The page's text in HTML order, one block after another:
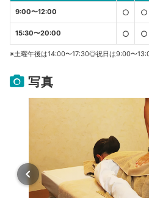
9:00〜12:00 ○ ○
15:30〜20:00 ○ ○
※土曜午後は14:00〜17:30◎祝日は9:00〜
写真